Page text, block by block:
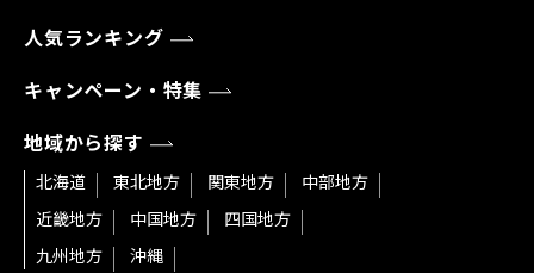
人気ランキング
キャンペーン・特集
地域から探す
北海道 東北地方 関東地方
中部地方
近畿地方
中国地方
四国地方
九州地方
沖縄